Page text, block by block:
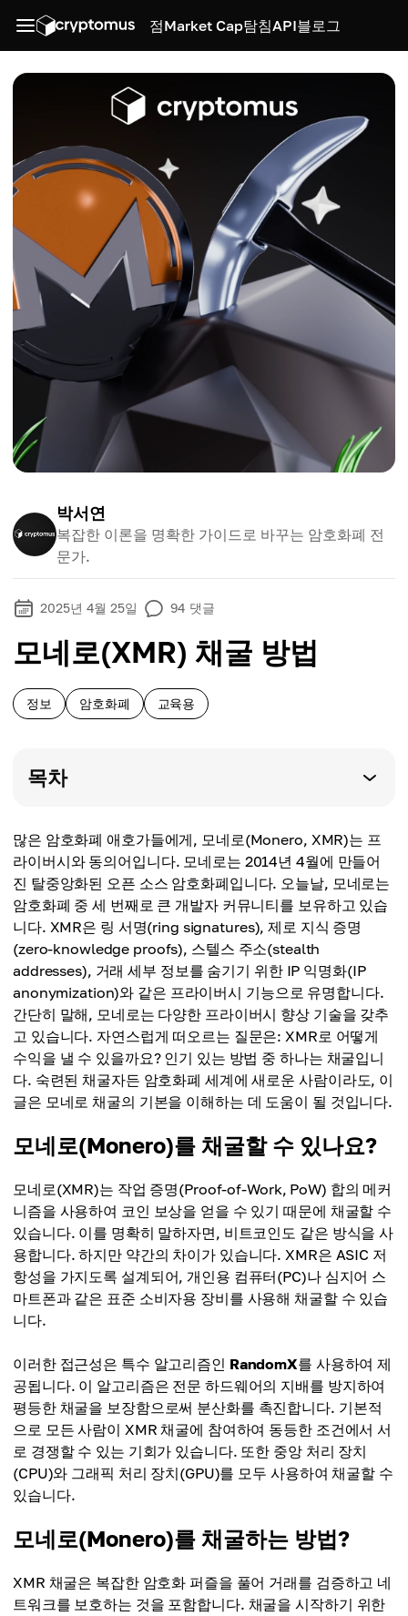
점Market Cap탐침API블로그
박서연
복잡한 이론을 명확한 가이드로 바꾸는 암호화폐 전
문가.
2025년 4월 25일 94 댓글
모네로(XMR) 채굴 방법
정보 암호화폐 교육용
목차
많은 암호화폐 애호가들에게, 모네로(Monero, XMR)는 프
라이버시와 동의어입니다. 모네로는 2014년 4월에 만들어
진 탈중앙화된 오픈 소스 암호화폐입니다. 오늘날, 모네로는
암호화폐 중 세 번째로 큰 개발자 커뮤니티를 보유하고 있습
니다. XMR은 링 서명(ring signatures), 제로 지식 증명
(zero-knowledge proofs), 스텔스 주소(stealth
addresses), 거래 세부 정보를 숨기기 위한 IP 익명화(IP
anonymization)와 같은 프라이버시 기능으로 유명합니다.
간단히 말해, 모네로는 다양한 프라이버시 향상 기술을 갖추
고 있습니다. 자연스럽게 떠오르는 질문은: XMR로 어떻게
수익을 낼 수 있을까요? 인기 있는 방법 중 하나는 채굴입니
다. 숙련된 채굴자든 암호화폐 세계에 새로운 사람이라도, 이
글은 모네로 채굴의 기본을 이해하는 데 도움이 될 것입니다.
모네로(Monero)를 채굴할 수 있나요?
모네로(XMR)는 작업 증명(Proof-of-Work, PoW) 합의 메커
니즘을 사용하여 코인 보상을 얻을 수 있기 때문에 채굴할 수
있습니다. 이를 명확히 말하자면, 비트코인도 같은 방식을 사
용합니다. 하지만 약간의 차이가 있습니다. XMR은 ASIC 저
항성을 가지도록 설계되어, 개인용 컴퓨터(PC)나 심지어 스
마트폰과 같은 표준 소비자용 장비를 사용해 채굴할 수 있습
니다.
이러한 접근성은 특수 알고리즘인 RandomX를 사용하여 제
공됩니다. 이 알고리즘은 전문 하드웨어의 지배를 방지하여
평등한 채굴을 보장함으로써 분산화를 촉진합니다. 기본적
으로 모든 사람이 XMR 채굴에 참여하여 동등한 조건에서 서
로 경쟁할 수 있는 기회가 있습니다. 또한 중앙 처리 장치
(CPU)와 그래픽 처리 장치(GPU)를 모두 사용하여 채굴할 수
있습니다.
모네로(Monero)를 채굴하는 방법?
XMR 채굴은 복잡한 암호화 퍼즐을 풀어 거래를 검증하고 네
트워크를 보호하는 것을 포함합니다. 채굴을 시작하기 위한